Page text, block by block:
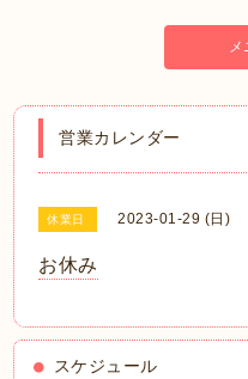
メ
営業カレンダー
休業日 2023-01-29 (日)
お休み
スケジュール